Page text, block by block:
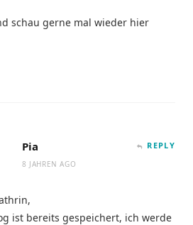
schau gerne mal wieder hier
Pia
8 JAHREN AGO
REPLY
ist bereits gespeichert, ich werde